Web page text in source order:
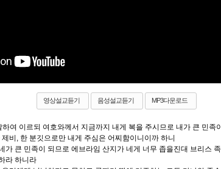
영상설교듣기 음성설교듣기 MP3다운로드
여 이르되 여호와께서 지금까지 내게 복을 주시므로 내가 큰 민족
제비, 한 분깃으로만 내게 주심은 어찌함이니이까 하니
가 큰 민족이 되므로 에브라임 산지 가 네게 너무 좁을진대 브리스
라 하니라